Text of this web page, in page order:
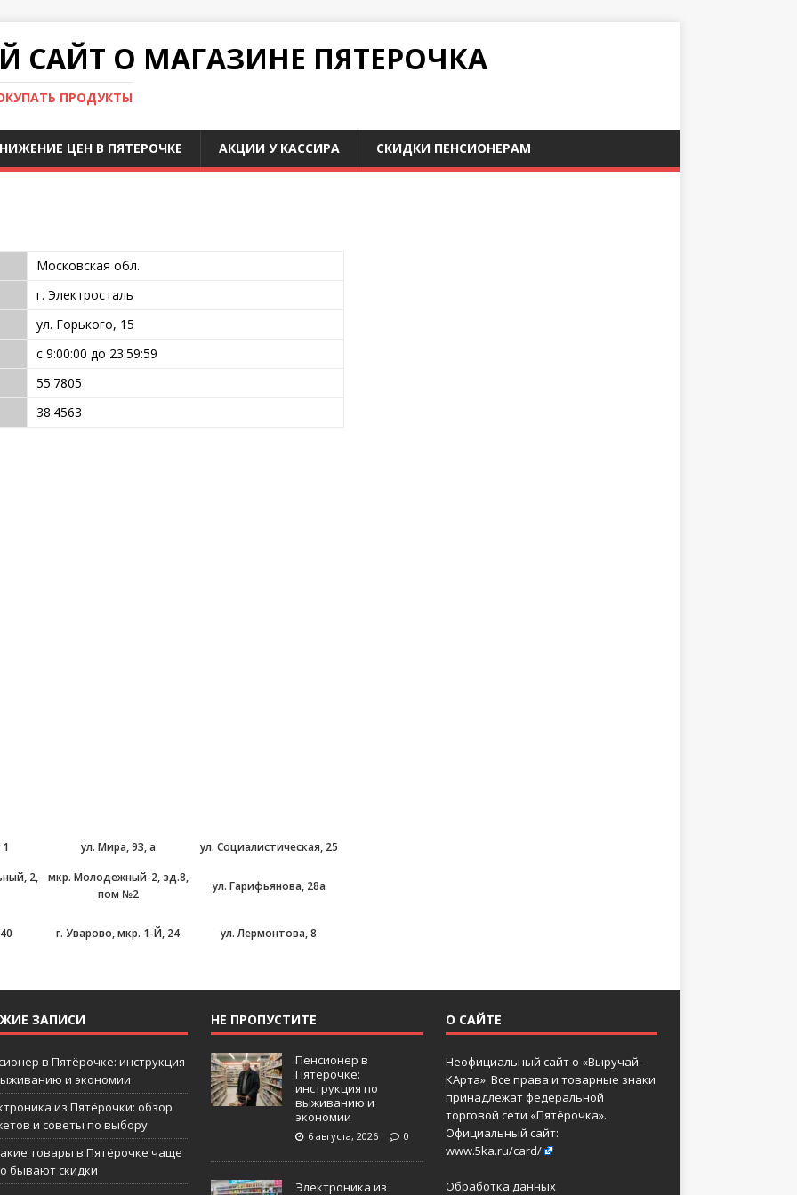
О МАГАЗИНЕ ПЯТЕРОЧКА
ПРОДУКТЫ
ЦЕН В ПЯТЕРОЧКЕ АКЦИИ У КАССИРА СКИДКИ ПЕНСИОНЕРАМ
Московская обл.
г. Электросталь
ул. Горького, 15
с 9:00:00 до 23:59:59
55.7805
38.4563
ул. Мира, 93, а ул. Социалистическая, 25
2,
мкр. Молодежный-2, зд.8,
пом №2
ул. Гарифьянова, 28а
г. Уварово, мкр. 1-Й, 24 ул. Лермонтова, 8
ЗАПИСИ
в Пятёрочке: инструкция
и экономии
из Пятёрочки: обзор
и советы по выбору
товары в Пятёрочке чаще
бывают скидки
НЕ ПРОПУСТИТЕ
Пенсионер в
Пятёрочке:
инструкция по
выживанию и
экономии
6 августа, 2026 0
Электроника из
О САЙТЕ
Неофициальный сайт о «Выручай-
КАрта». Все права и товарные знаки
принадлежат федеральной
торговой сети «Пятёрочка».
Официальный сайт:
www.5ka.ru/card/
Обработка данных